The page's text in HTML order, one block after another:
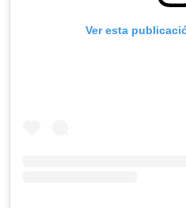
Ver esta